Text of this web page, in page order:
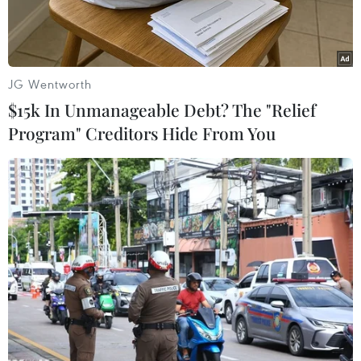
Ảnh minh họa. (Nguồn: TTXVN)
Thời gian gần đây tại thành phố Hà Nội xuất
hiện một số đối tượng gọi điện mời, chào với
JG Wentworth
$15k In Unmanageable Debt? The "Relief
Program" Creditors Hide From You